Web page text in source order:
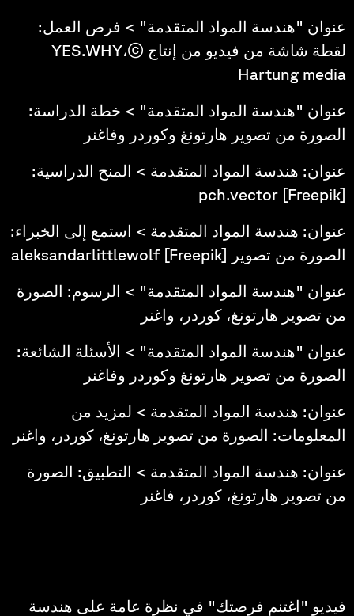
عنوان "هندسة المواد المتقدمة" > فرص العمل:
لقطة شاشة من فيديو من إنتاج ©YES.WHY،
Hartung media
عنوان "هندسة المواد المتقدمة" > خطة الدراسة:
الصورة من تصوير هارتونغ وكوردر وفاغنر
عنوان: هندسة المواد المتقدمة > المنح الدراسية:
pch.vector [Freepik]
عنوان: هندسة المواد المتقدمة > استمع إلى الخبراء:
الصورة من تصوير aleksandarlittlewolf [Freepik]
عنوان "هندسة المواد المتقدمة" > الرسوم: الصورة
من تصوير هارتونغ، كوردر، واغنر
عنوان "هندسة المواد المتقدمة" > الأسئلة الشائعة:
الصورة من تصوير هارتونغ وكوردر وفاغنر
عنوان: هندسة المواد المتقدمة > لمزيد من
المعلومات: الصورة من تصوير هارتونغ، كوردر، واغنر
عنوان: هندسة المواد المتقدمة > التطبيق: الصورة
من تصوير هارتونغ، كوردر، فاغنر
فيديو "اغتنم فرصتك" في نظرة عامة على هندسة